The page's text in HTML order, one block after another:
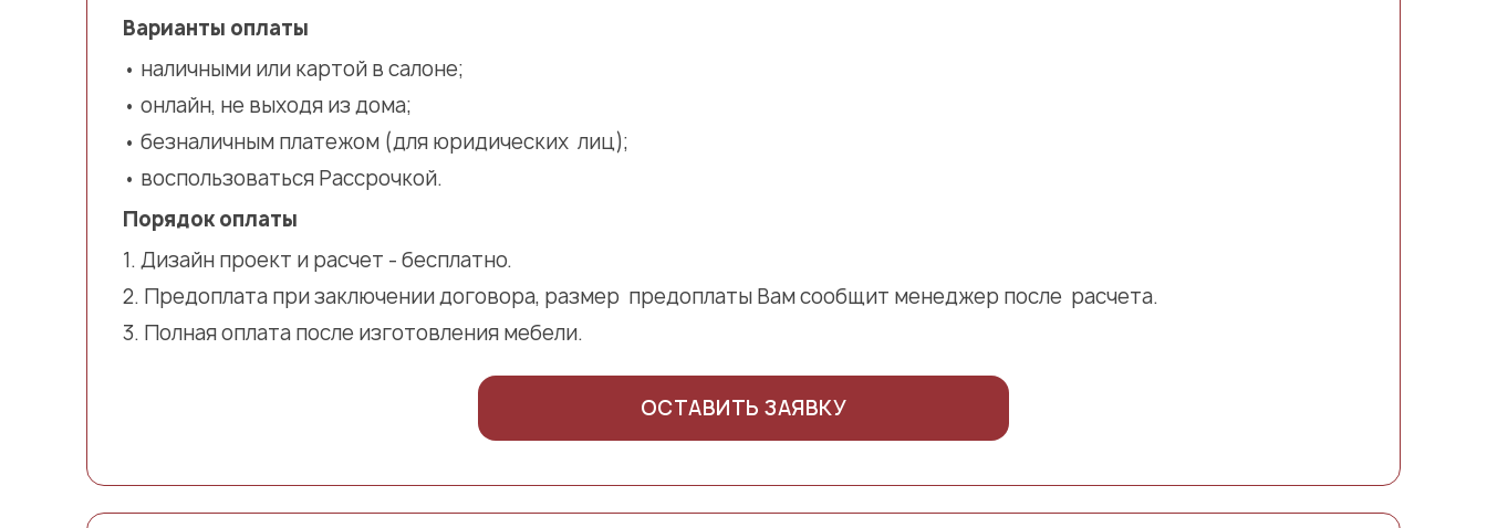
Варианты оплаты
наличными или картой в салоне;
онлайн, не выходя из дома;
безналичным платежом (для юридических лиц);
воспользоваться Рассрочкой.
Порядок оплаты
Дизайн проект и расчет - бесплатно.
Предоплата при заключении договора, размер предоплаты Вам сообщит менеджер после расчета.
Полная оплата после изготовления мебели.
ОСТАВИТЬ ЗАЯВКУ